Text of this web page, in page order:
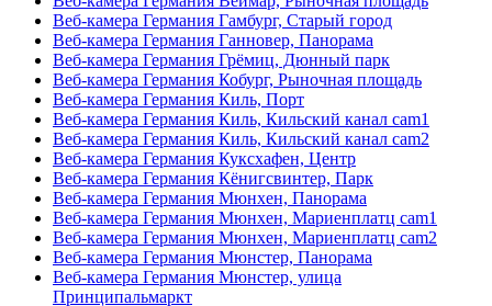
Веб-камера Германия Гамбург, Старый город
Веб-камера Германия Ганновер, Панорама
Веб-камера Германия Грёмиц, Дюнный парк
Веб-камера Германия Кобург, Рыночная площадь
Веб-камера Германия Киль, Порт
Веб-камера Германия Киль, Кильский канал cam1
Веб-камера Германия Киль, Кильский канал cam2
Веб-камера Германия Куксхафен, Центр
Веб-камера Германия Кёнигсвинтер, Парк
Веб-камера Германия Мюнхен, Панорама
Веб-камера Германия Мюнхен, Мариенплатц cam1
Веб-камера Германия Мюнхен, Мариенплатц cam2
Веб-камера Германия Мюнстер, Панорама
Веб-камера Германия Мюнстер, улица
Принципальмаркт